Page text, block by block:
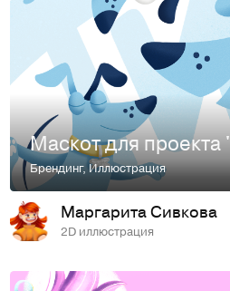
Брендинг,Иллюстрация
Маргарита Сивкова
2D иллюстрация